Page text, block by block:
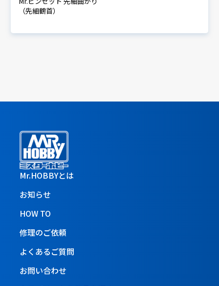
（先細鶴首）
Mr.HOBBYとは
お知らせ
HOW TO
修理のご依頼
よくあるご質問
お問い合わせ